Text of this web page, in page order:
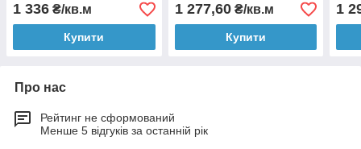
1 336 ₴/кв.м
Купити
1 277,60₴/кв.м
Купити
1
Про нас
Рейтинг не сформований
Менше 5 відгуків за останній рік